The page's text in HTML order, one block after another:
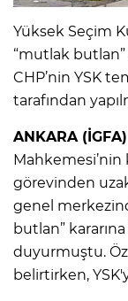
Yüksek Seçim
“mutlak
CHP’nin YSK
tarafından
ANKARA
Mahkemesi’nin
görevinden
genel
butlan”
duyurmuştu.
belirtirken,